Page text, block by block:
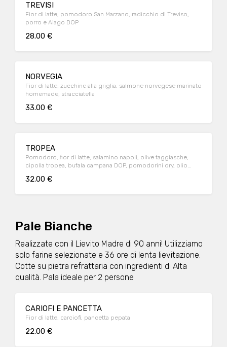
TREVISI
Fior di latte, pomodoro San Marzano, radicchio di Treviso,
porro e Aiago DOP
28.00 €
NORVEGIA
Fior di latte, zucchine alla griglia, salmone norvegese marinato
homemade, stracciatella
33.00 €
TROPEA
Pomodoro, fior di latte, salamino napoli, olive taggiasche,
cipolla tropea, bufala campana DOP, pomodorini dry, olio
32.00 €
Pale Bianche
Realizzate con il Lievito Madre di 90 anni! Utilizziamo
solo farine selezionate e 36 ore di lenta lievitazione.
Cotte su pietra refrattaria con ingredienti di Alta
qualità. Pala ideale per 2 persone
CARIOFI E PANCETTA
Fior di latte, carciofi, pancetta pepata
22.00 €